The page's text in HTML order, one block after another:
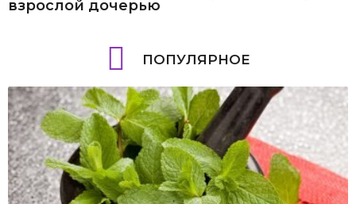
взрослой дочерью
ПОПУЛЯРНОЕ